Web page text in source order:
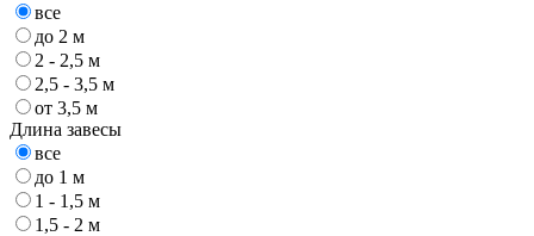
все
до 2 м
2 - 2,5 м
2,5 - 3,5 м
от 3,5 м
Длина завесы
все
до 1 м
1 - 1,5 м
1,5 - 2 м